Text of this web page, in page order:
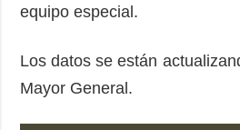
equipo especial.
Los datos se están
Mayor General.